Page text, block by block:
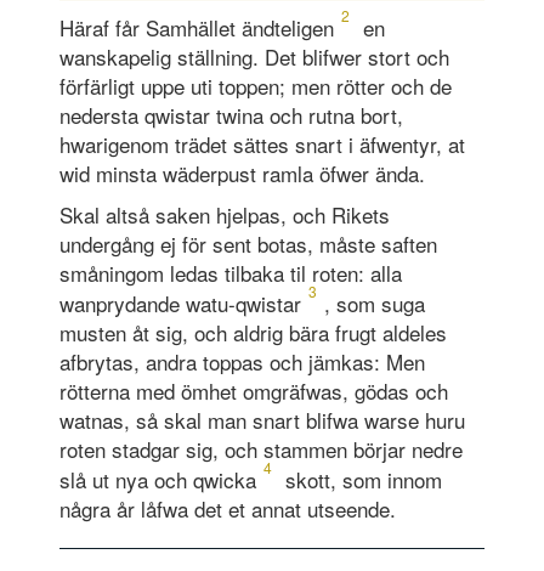
Häraf får Samhället ändteligen 2
en
wanskapelig ställning. Det blifwer stort och
förfärligt uppe uti toppen; men rötter och de
nedersta qwistar twina och rutna bort,
hwarigenom trädet sättes snart i äfwentyr, at
wid minsta wäderpust ramla öfwer ända.
Skal altså saken hjelpas, och Rikets
undergång ej för sent botas, måste saften
småningom ledas tilbaka til roten: alla
wanprydande watu-qwistar 3 , som suga
musten åt sig, och aldrig bära frugt aldeles
afbrytas, andra toppas och jämkas: Men
rötterna med ömhet omgräfwas, gödas och
watnas, så skal man snart blifwa warse huru
roten stadgar sig, och stammen börjar nedre
slå ut nya och qwicka 4
skott, som innom
några år låfwa det et annat utseende.